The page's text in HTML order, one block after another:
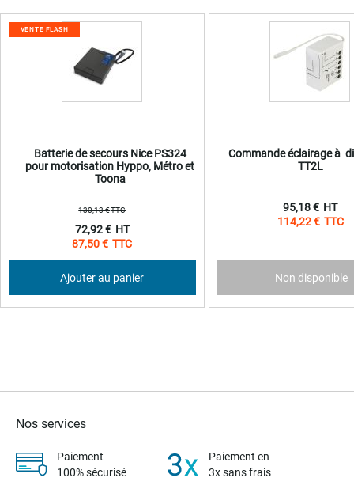
VENTE FLASH
Batterie de secours Nice PS324
pour motorisation Hyppo, Métro et
Toona
Prix
Spécial
87,50 €
72,92 €
130,13 €
Ajouter au panier
Commande éclairage à
TT2L
114,22 €
95,18 €
Non disponible
Nos services
Paiement
100% sécurisé
Paiement en
3x sans frais